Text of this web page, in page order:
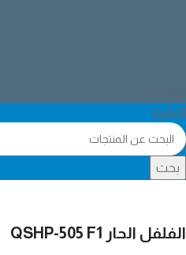
القائمة
بحث
الفلفل الحار QSHP-505 F1